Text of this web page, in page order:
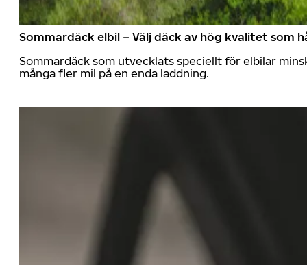
Sommardäck elbil – Välj däck av hög kvalitet som
Sommardäck som utvecklats speciellt för elbilar
många fler mil på en enda laddning.